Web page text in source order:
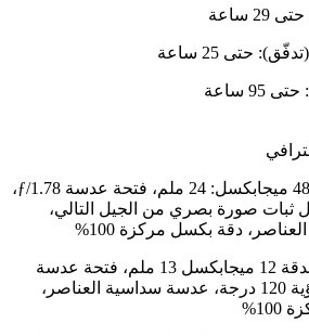
ساعة
حتى 25 ساعة
ساعة
الرئيسية بدقة 48 ميجابكسل: 24 ملم، فتحة عدسة ƒ/1.78،
صورة بصري من الجيل التالي،
دقة بكسل مركزة 100%
عريضة للغاية بدقة 12 ميجابكسل 13 ملم، فتحة عدسة
ƒ/2.2، مجال رؤية 120 درجة، عدسة سداسية العناصر،